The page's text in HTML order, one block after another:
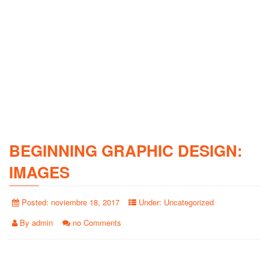
BEGINNING GRAPHIC DESIGN:
IMAGES
Posted: noviembre 18, 2017 Under: Uncategorized
By admin no Comments